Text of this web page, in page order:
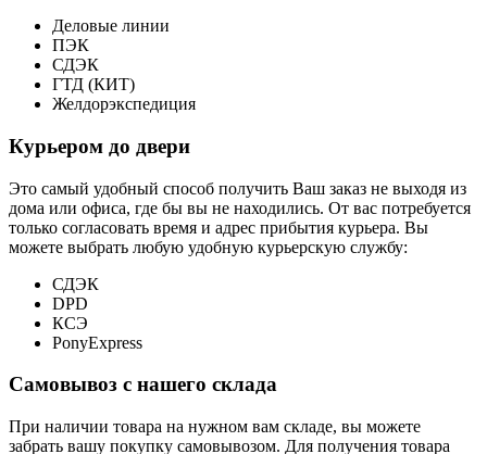
Деловые линии
ПЭК
СДЭК
ГТД (КИТ)
Желдорэкспедиция
Курьером до двери
Это самый удобный способ получить Ваш заказ не выходя из
дома или офиса, где бы вы не находились. От вас потребуется
только согласовать время и адрес прибытия курьера. Вы
можете выбрать любую удобную курьерскую службу:
СДЭК
DPD
КСЭ
PonyExpress
Самовывоз с нашего склада
При наличии товара на нужном вам складе, вы можете
забрать вашу покупку самовывозом. Для получения товара